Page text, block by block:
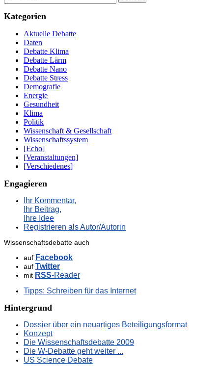
Kategorien
Aktuelle Debatte
Daten
Debatte Klima
Debatte Lärm
Debatte Nano
Debatte Stress
Demografie
Energie
Gesundheit
Klima
Politik
Wissenschaft & Gesellschaft
Wissenschaftssystem
[Echo]
[Veranstaltungen]
[Verschiedenes]
Engagieren
Ihr Kommentar,
Ihr Beitrag,
Ihre Idee
Registrieren als Autor/Autorin
Wissenschaftsdebatte auch
auf Facebook
auf Twitter
mit RSS-Reader
Tipps: Schreiben für das Internet
Hintergrund
Dossier über ein neuartiges Beteiligungsformat
Konzept
Die Wissenschaftsdebatte 2009
Die W-Debatte geht weiter ...
US Science Debate